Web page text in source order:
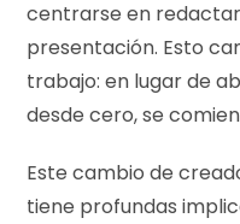
centrarse en
presentación. Esto
trabajo: en lugar de
desde cero, se
Este cambio de
tiene profundas